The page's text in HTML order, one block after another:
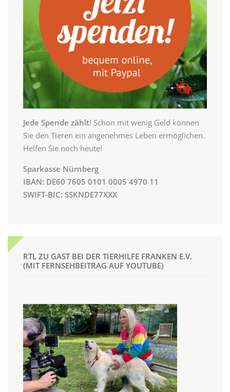
Jede Spende zählt! Schon mit wenig Geld können
Sie den Tieren ein angenehmes Leben ermöglichen.
Helfen Sie noch heute!
Sparkasse Nürnberg
IBAN: DE60 7605 0101 0005 4970 11
SWIFT-BIC: SSKNDE77XXX
RTL ZU GAST BEI DER TIERHILFE FRANKEN E.V.
(MIT FERNSEHBEITRAG AUF YOUTUBE)